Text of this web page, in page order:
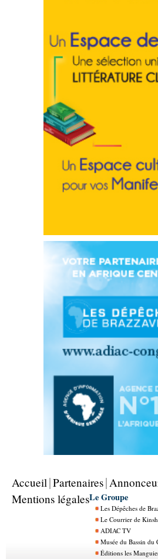
Accueil Partenaires
Mentions légalesLe Groupe
Les Dépêches de
Le Courrier de
ADIAC TV
Musée du Bassin du
Éditions les